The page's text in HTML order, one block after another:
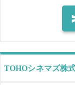
内にある宴会場で接
案内 ・料理および
け ・清掃 など ※手
います！ 【✅親切丁寧に教えてくれます！】 未経験の方でも大歓迎で
す🔰 分からないこと
にフォローしてくれ
TOHOシネマズ株